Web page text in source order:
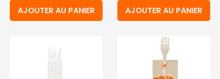
AJOUTER AU PANIER AJOUTER AU PANIER